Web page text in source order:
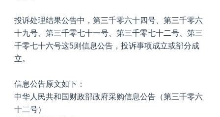
投诉处理结果公告中，第三千零六十四号、第三千零六
十九号、第三千零七十一号、第三千零七十二号、第三
千零七十六号这5则信息公告，投诉事项成立或部分成
立。
信息公告原文如下：
中华人民共和国财政部政府采购信息公告（第三千零六
十二号）